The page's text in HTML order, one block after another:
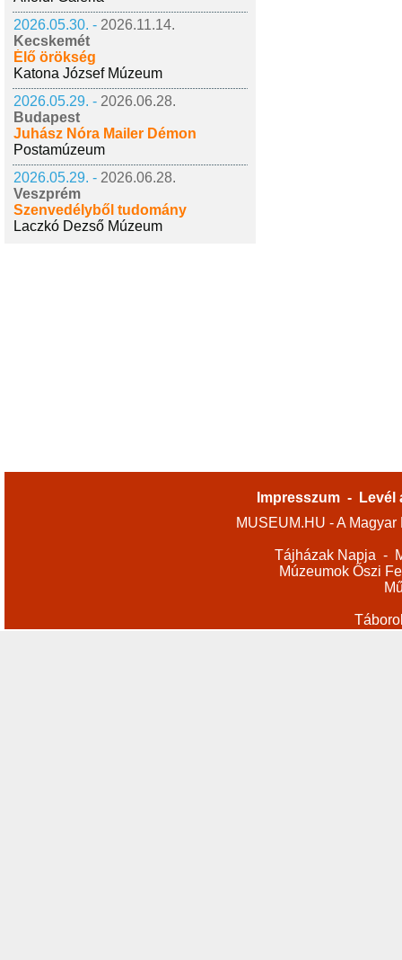
2026.05.30. - 2026.11.14.
Kecskemét
Élő örökség
Katona József Múzeum
2026.05.29. - 2026.06.28.
Budapest
Juhász Nóra Mailer Démon
Postamúzeum
2026.05.29. - 2026.06.28.
Veszprém
Szenvedélyből tudomány
Laczkó Dezső Múzeum
Impresszum -
Levél
MUSEUM.HU - A
Tájházak Napja -
Múzeumok Őszi